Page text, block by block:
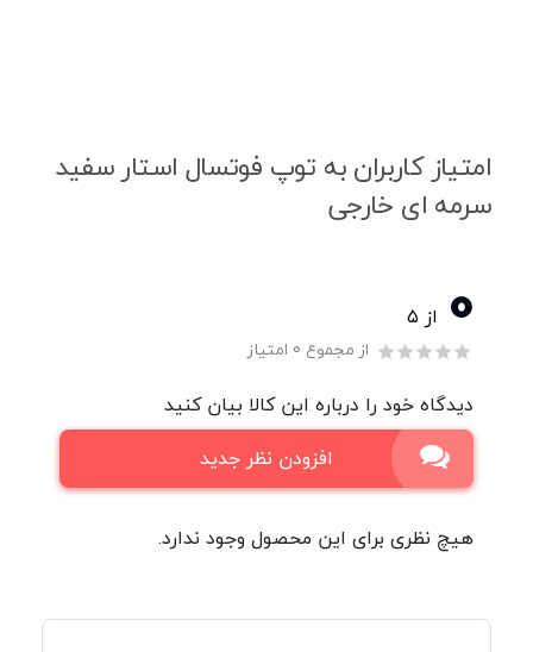
امتیاز کاربران به توپ فوتسال استار سفید
سرمه ای خارجی
0 از ۵
از مجموع 0 امتیاز
دیدگاه خود را درباره این کالا بیان کنید
افزودن نظر جدید
هیچ نظری برای این محصول وجود ندارد.